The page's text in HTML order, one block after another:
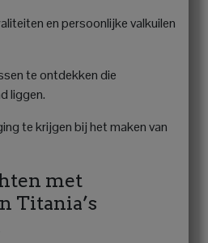
en persoonlijke valkuilen
te ontdekken die
liggen.
te krijgen bij het maken van
met
Titania’s